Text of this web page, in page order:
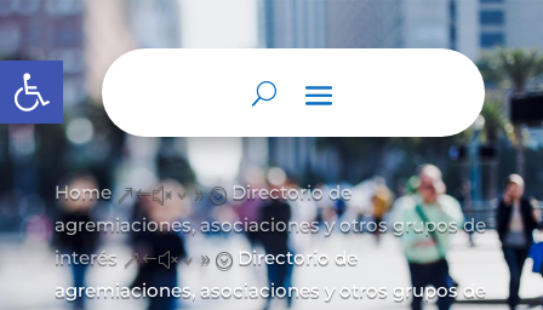
Abrir barra de herramientas
Home &#x39; Directorio de
agremiaciones, asociaciones y otros grupos de
interés &#x39; Directorio de
agremiaciones, asociaciones y otros grupos de